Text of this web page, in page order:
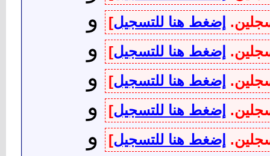
إضغط هنا للتسجيل] و
إضغط هنا للتسجيل] و
إضغط هنا للتسجيل] و
إضغط هنا للتسجيل] و
إضغط هنا للتسجيل]
و